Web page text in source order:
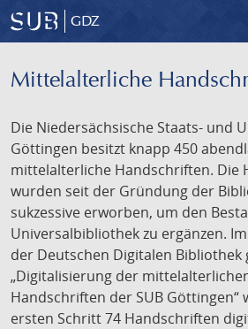
GDZ
Mittelalterliche
Die Niedersächsische Staats- und
Göttingen besitzt knapp 450
mittelalterliche Handschriften. Die
wurden seit der Gründung der
sukzessive erworben, um den
Universalbibliothek zu ergänzen.
der Deutschen Digitalen
„Digitalisierung der
Handschriften der SUB Göttingen“
ersten Schritt 74 Handschriften